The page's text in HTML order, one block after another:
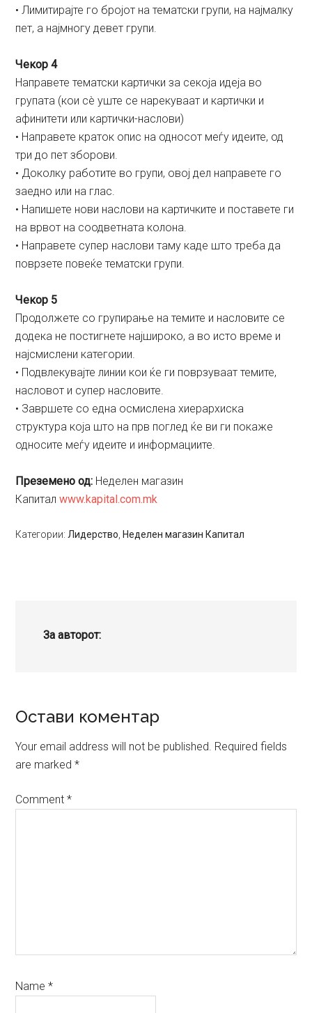
• Лимитирајте го бројот на тематски групи, на најмалку
пет, а најмногу девет групи.
Чекор 4
Направете тематски картички за секоја идеја во
групата (кои сè уште се нарекуваат и картички и
афинитети или картички-наслови)
• Направете краток опис на односот меѓу идеите, од
три до пет зборови.
• Доколку работите во групи, овој дел направете го
заедно или на глас.
• Напишете нови наслови на картичките и поставете ги
на врвот на соодветната колона.
• Направете супер наслови таму каде што треба да
поврзете повеќе тематски групи.
Чекор 5
Продолжете со групирање на темите и насловите сe
додека не постигнете најшироко, а во исто време и
најсмислени категории.
• Подвлекувајте линии кои ќе ги поврзуваат темите,
насловот и супер насловите.
• Завршете со една осмислена хиерархиска
структура која што на прв поглед ќе ви ги покаже
односите меѓу идеите и информациите.
Преземено од: Неделен магазин
Капиталwww.kapital.com.mk
Категории: Лидерство Неделен магазин Капитал
За авторот:
Reader
Interactions
Остави коментар
Your email address will not be published. Required fields
are marked*
Comment*
Name*